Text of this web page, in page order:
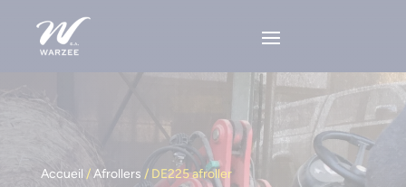
Accueil /Afrollers / DE225 afroller